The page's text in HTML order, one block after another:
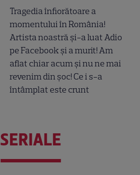
Tragedia înfiorătoare a
momentului în România!
Artista noastră și-a luat Adio
pe Facebook și a murit! Am
aflat chiar acum și nu ne mai
revenim din șoc! Ce i s-a
întâmplat este crunt
SERIALE